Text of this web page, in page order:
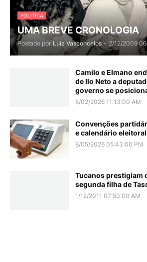
POLITICA
UMA BREVE CRONOLOGIA
Postado por Luiz Vasconcelos - 2/12/2009
Camilo e Elmano
de Ilo Neto a
governo se
8/02/2026 11:13:00 AM
Convenções
e calendário
8/05/2026 05:43:00 PM
Tucanos prestigiam
segunda filha de
1/12/2011 07:50:00 AM